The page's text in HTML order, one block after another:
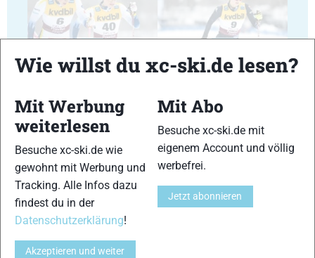
31 32
33
Wie willst du xc-ski.de lesen?
Mit Werbung
weiterlesen
Besuche xc-ski.de wie
gewohnt mit Werbung und
Tracking. Alle Infos dazu
findest du in der
Datenschutzerklärung!
Akzeptieren und weiter
Mit Abo
Besuche xc-ski.de mit
eigenem Account und völlig
werbefrei.
Jetzt abonnieren